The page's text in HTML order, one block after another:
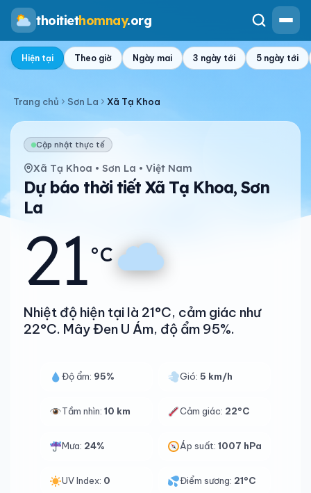
thoitiethomnay.org
Hiện tại Theo giờ Ngày mai 3 ngày tới 5 ngày tới
Trang chủ Sơn La Xã Tạ Khoa
Cập nhật thực tế
Xã Tạ Khoa • Sơn La • Việt Nam
Dự báo thời tiết Xã Tạ Khoa, Sơn
La
21°C
Nhiệt độ hiện tại là 21°C, cảm giác như
22°C. Mây Đen U Ám, độ ẩm 95%.
Độ ẩm: 95% Gió:5 km/h
Tầm nhìn: 10 km Cảm giác: 22°C
Mưa: 24% Áp suất:1007 hPa
UV Index: 0 Điểm sương: 21°C